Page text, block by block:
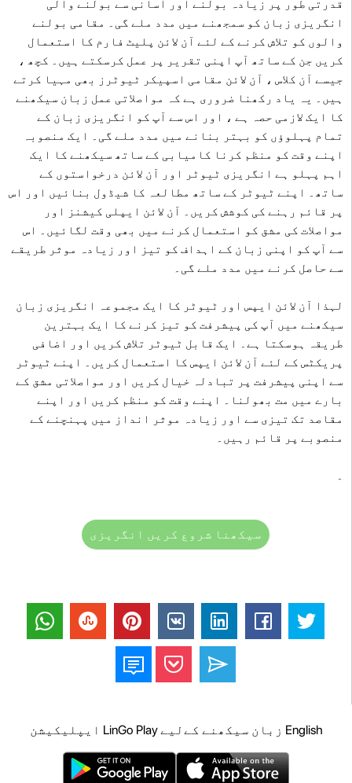
قدرتی طور پر زیادہ بولنے اور آسانی سے بولنے والی
انگریزی زبان کو سمجھنے میں مدد ملے گی۔ مقامی بولنے
والوں کو تلاش کرنے کے لئے آن لائن پلیٹ فارم کا استعمال
کریں جن کے ساتھ آپ اپنی تقریر پر عمل کرسکتے ہیں۔ کچھ ،
جیسے آن کلاس ، آن لائن مقامی اسپیکر ٹیوٹرز بھی مہیا کرتے
ہیں۔ یہ یاد رکھنا ضروری ہے کہ مواصلاتی عمل زبان سیکھنے
کا ایک لازمی حصہ ہے ، اور اس سے آپ کو انگریزی زبان کے
تمام پہلوؤں کو بہتر بنانے میں مدد ملے گی۔ ایک منصوبہ
اپنے وقت کو منظم کرنا کامیابی کے ساتھ سیکھنے کا ایک
اہم پہلو ہے انگریزی ٹیوٹر اور آن لائن درخواستوں کے
ساتھ۔ اپنے ٹیوٹر کے ساتھ مطالعہ کا شیڈول بنائیں اور اس
پر قائم رہنے کی کوشش کریں۔ آن لائن ایپلی کیشنز اور
مواصلات کی مشق کو استعمال کرنے میں بھی وقت لگائیں۔ اس
سے آپ کو اپنی زبان کے اہداف کو تیز اور زیادہ موثر طریقے
سے حاصل کرنے میں مدد ملے گی۔
لہذا آن لائن ایپس اور ٹیوٹر کا ایک مجموعہ انگریزی زبان
سیکھنے میں آپ کی پیشرفت کو تیز کرنے کا ایک بہترین
طریقہ ہوسکتا ہے۔ ایک قابل ٹیوٹر تلاش کریں اور اضافی
پریکٹس کے لئے آن لائن ایپس کا استعمال کریں۔ اپنے ٹیوٹر
سے اپنی پیشرفت پر تبادلہ خیال کریں اور مواصلاتی مشق کے
بارے میں مت بھولنا۔ اپنے وقت کو منظم کریں اور اپنے
مقاصد تک تیزی سے اور زیادہ موثر انداز میں پہنچنے کے
منصوبے پر قائم رہیں۔
سیکھنا شروع کریں انگریزی
English زبان سیکھنے کےلیے LinGo Play ایپلیکیشن